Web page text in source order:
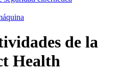
de la
Health